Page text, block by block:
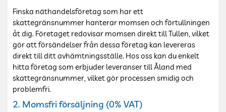
Finska näthandelsföretag som har ett
skattegränsnummer hanterar momsen och förtullningen
åt dig. Företaget redovisar momsen direkt till Tullen, vilket
gör att försändelser från dessa företag kan levereras
direkt till ditt avhämtningsställe. Hos oss kan du enkelt
hitta företag som erbjuder leveranser till Åland med
skattegränsnummer, vilket gör processen smidig och
problemfri.
2. Momsfri försäljning (0% VAT)